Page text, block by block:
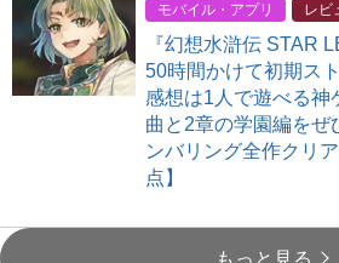
モバイル・アプリ
レビ
『幻想水滸伝 STAR
50時間かけて初期ス
感想は1人で遊べる神
曲と2章の学園編をぜ
ンバリング全作クリ
点】
もっと見る